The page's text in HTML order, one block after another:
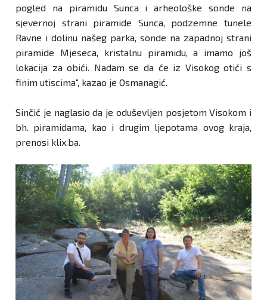
pogled na piramidu Sunca i arheološke sonde na
sjevernoj strani piramide Sunca, podzemne tunele
Ravne i dolinu našeg parka, sonde na zapadnoj strani
piramide Mjeseca, kristalnu piramidu, a imamo još
lokacija za obići. Nadam se da će iz Visokog otići s
finim utiscima", kazao je Osmanagić.
Sinčić je naglasio da je oduševljen posjetom Visokom i
bh. piramidama, kao i drugim ljepotama ovog kraja,
prenosi klix.ba.